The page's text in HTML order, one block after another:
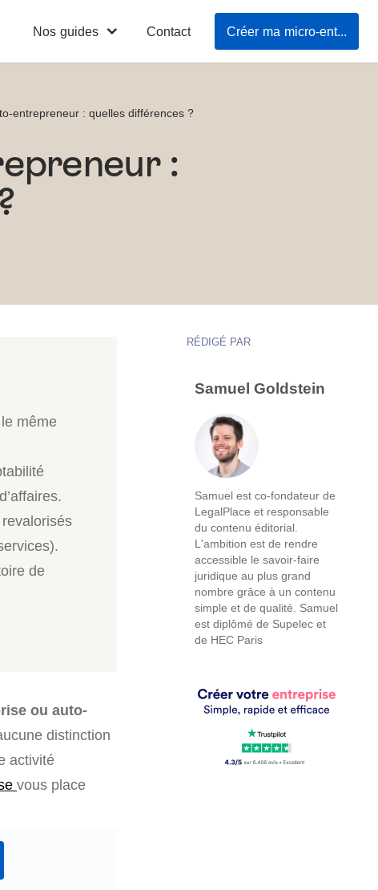
Nos guides Contact Créer ma micro-entreprise en 3mn
entrepreneur : quelles différences ?
:
même
de
ou auto-
distinction
activité
vous place
RÉDIGÉ PAR
Samuel Goldstein
Samuel est co-fondateur de
LegalPlace et responsable
du contenu éditorial.
L'ambition est de rendre
accessible le savoir-faire
juridique au plus grand
nombre grâce à un contenu
simple et de qualité. Samuel
est diplômé de Supelec et
de HEC Paris